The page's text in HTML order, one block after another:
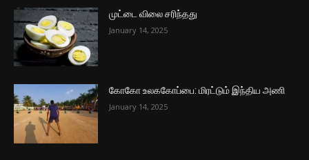
முட்டை விலை சரிந்தது
January 14, 2025
கோகோ உலககோப்பை: மிரட்டும் இந்திய அணி
January 14, 2025